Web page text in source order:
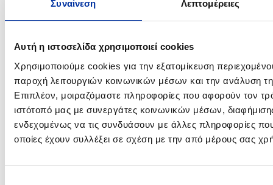
Συναίνεση Λεπτομέρειες
Αυτή η ιστοσελίδα χρησιμοποιεί cookies
Χρησιμοποιούμε cookies για την εξατομίκευση
παροχή λειτουργιών κοινωνικών μέσων και την ανάλυση
Επιπλέον, μοιραζόμαστε πληροφορίες που αφορούν τον
ιστότοπό μας με συνεργάτες κοινωνικών μέσων,
ενδεχομένως να τις συνδυάσουν με άλλες πληροφορίες
οποίες έχουν συλλέξει σε σχέση με την από μέρους σας
με τα EBITDA να ανέρχονται στα €19 εκατ.
Η συνεισφορά της ΔΕΠΑ και των θυγατρικών της
εταιριών στα Καθαρά Κέρδη του Ομίλου ανήλθε
στα €3 εκατ. (Γ’ Τρίμ. 2013: €10 εκατ.), λόγω
μειωμένης ζήτησης από παραγωγούς ηλεκτρικής
ενέργειας.
Τα EBITDA της Elpedison διαμορφώθηκαν στα